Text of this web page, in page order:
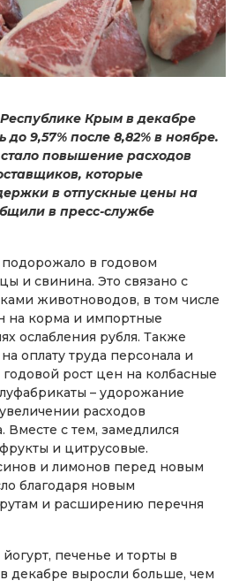
Крым в декабре
до 9,57% после 8,82% в ноябре.
повышение расходов
которые
в отпускные цены на
в пресс-службе
в годовом
и свинина. Это связано с
животноводов, в том числе
на корма и импортные
ослабления рубля. Также
оплату труда персонала и
годовой рост цен на колбасные
– удорожание
расходов
Вместе с тем, замедлился
и цитрусовые.
и лимонов перед новым
благодаря новым
и расширению перечня
печенье и торты в
декабре выросли больше, чем